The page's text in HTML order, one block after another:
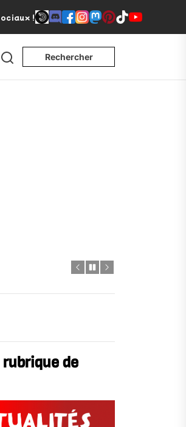
!
Search Rechercher
de